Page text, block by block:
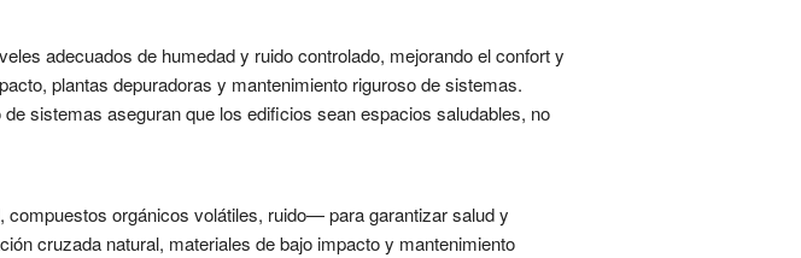
adecuados de humedad y ruido controlado, mejorando el confort y
plantas depuradoras y mantenimiento riguroso de sistemas.
sistemas aseguran que los edificios sean espacios saludables, no
orgánicos volátiles, ruido— para garantizar salud y
cruzada natural, materiales de bajo impacto y mantenimiento